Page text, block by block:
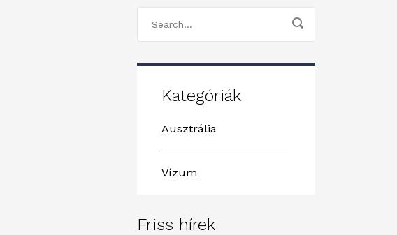
Kategóriák
Ausztrália
Vízum
Friss hírek